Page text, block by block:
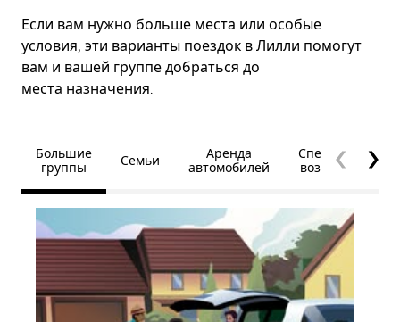
Если вам нужно больше места или особые
условия, эти варианты поездок в Лилли помогут
вам и вашей группе добраться до
места назначения.
Большие
группы
Семьи
Аренда
автомобилей
Специальные
возможности